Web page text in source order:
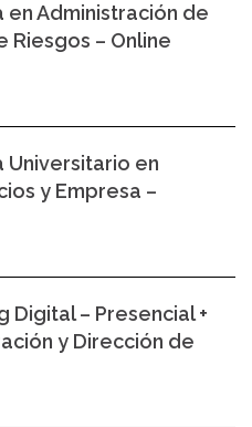
en Administración de
Riesgos – Online
Universitario en
y Empresa –
Digital – Presencial +
y Dirección de